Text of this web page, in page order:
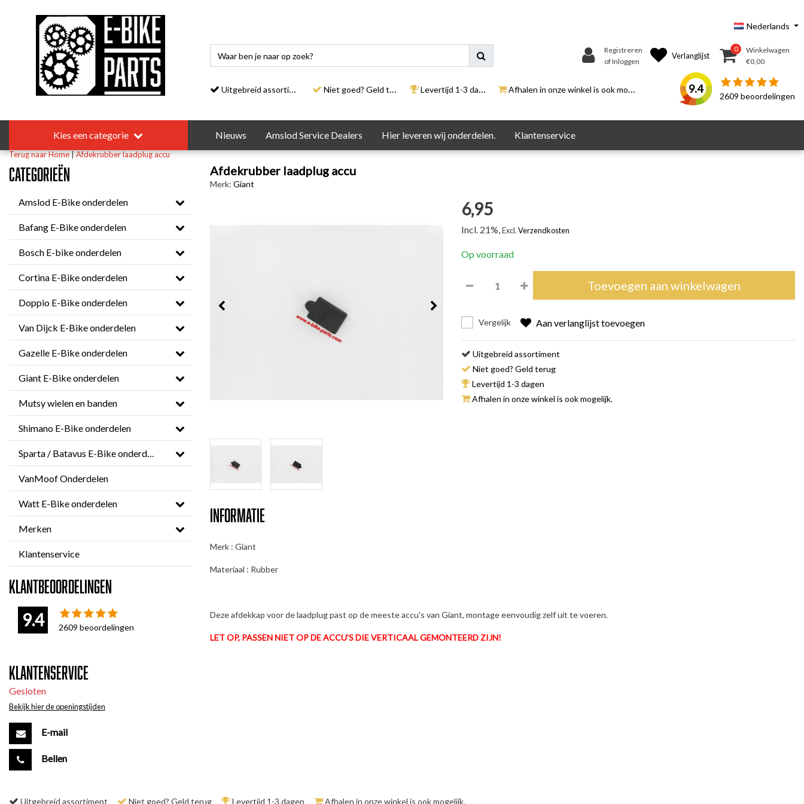
Nederlands
Registreren
of Inloggen
Verlanglijst
0
Winkelwagen
€0,00
Uitgebreid assortiment Niet goed? Geld terug Levertijd 1-3 dagen Afhalen in onze winkel is ook mogelijk. 9.4
2609 beoordelingen
Kies een categorie Nieuws Amslod Service Dealers Hier leveren wij onderdelen. Klantenservice
Terug naar Home|Afdekrubber laadplug accu
Categorieën
Amslod E-Bike onderdelen
Bafang E-Bike onderdelen
Bosch E-bike onderdelen
Cortina E-Bike onderdelen
Doppio E-Bike onderdelen
Van Dijck E-Bike onderdelen
Gazelle E-Bike onderdelen
Giant E-Bike onderdelen
Mutsy wielen en banden
Shimano E-Bike onderdelen
Sparta / Batavus E-Bike onderdelen
VanMoof Onderdelen
Watt E-Bike onderdelen
Merken
Klantenservice
Klantbeoordelingen
9.4
2609 beoordelingen
Klantenservice
Gesloten
Bekijk hier de openingstijden
E-mail
Bellen
Afdekrubber laadplug accu
Merk: Giant
6,95
Incl. 21%,Excl.Verzendkosten
Op voorraad
Toevoegen aan winkelwagen
Vergelijk Aan verlanglijst toevoegen
Uitgebreid assortiment
Niet goed? Geld terug
Levertijd 1-3 dagen
Afhalen in onze winkel is ook mogelijk.
Informatie
Merk : Giant
Materiaal : Rubber
Deze afdekkap voor de laadplug past op de meeste accu's van Giant, montage eenvoudig zelf uit te voeren.
LET OP, PASSEN NIET OP DE ACCU'S DIE VERTICAAL GEMONTEERD ZIJN!
Uitgebreid assortiment Niet goed? Geld terug Levertijd 1-3 dagen Afhalen in onze winkel is ook mogelijk.